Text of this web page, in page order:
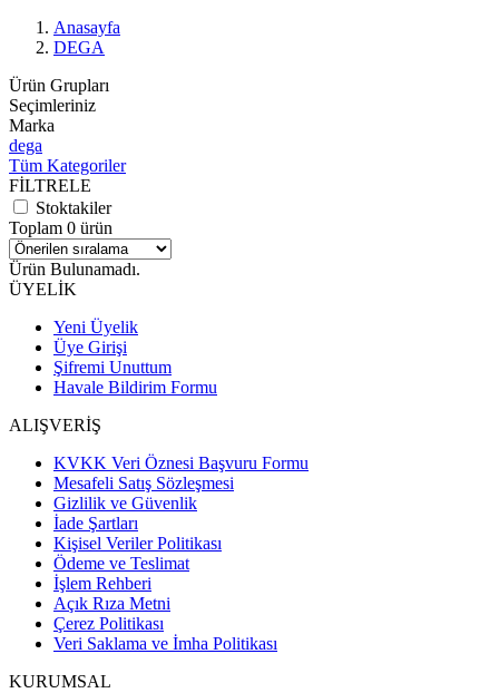
Anasayfa
DEGA
Ürün Grupları
Seçimleriniz
Marka
dega
Tüm Kategoriler
FİLTRELE
Stoktakiler
Toplam 0 ürün
Ürün Bulunamadı.
ÜYELİK
Yeni Üyelik
Üye Girişi
Şifremi Unuttum
Havale Bildirim Formu
ALIŞVERİŞ
KVKK Veri Öznesi Başvuru Formu
Mesafeli Satış Sözleşmesi
Gizlilik ve Güvenlik
İade Şartları
Kişisel Veriler Politikası
Ödeme ve Teslimat
İşlem Rehberi
Açık Rıza Metni
Çerez Politikası
Veri Saklama ve İmha Politikası
KURUMSAL